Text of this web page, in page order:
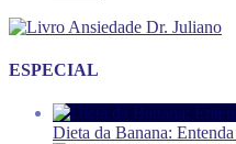
ESPECIAL
Dieta da Banana: